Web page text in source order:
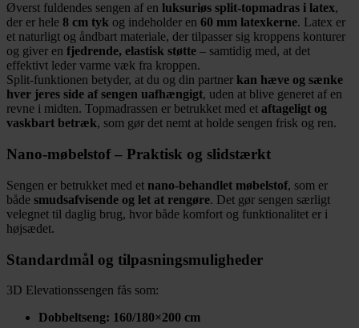
Øverst fuldendes sengen af en luksuriøs split-topmadras i latex,
der er hele 8 cm tyk og indeholder en 60 mm latexkerne. Latex er
et naturligt og åndbart materiale, der tilpasser sig kroppens konturer
og giver en fjedrende, elastisk støtte – samtidig med, at det
effektivt leder varme væk fra kroppen.
Split-funktionen betyder, at du og din partner kan hæve og sænke
hver jeres side af sengen uafhængigt, uden at blive generet af en
revne i midten. Topmadrassen er betrukket med et aftageligt og
vaskbart betræk, som gør det nemt at holde sengen frisk og ren.
Nano-møbelstof – Praktisk og slidstærkt
Sengen er betrukket med et nano-behandlet møbelstof, som er
både smudsafvisende og let at rengøre. Det gør sengen særligt
velegnet til daglig brug, hvor både komfort og funktionalitet er i
højsædet.
Standardmål og tilpasningsmuligheder
3D Elevationssengen fås som:
Dobbeltseng: 160/180×200 cm